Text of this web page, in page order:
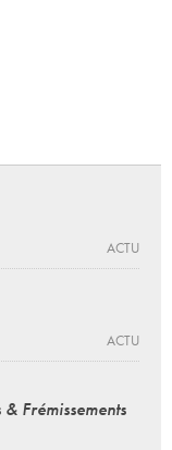
ACTU
ACTU
Frémissements